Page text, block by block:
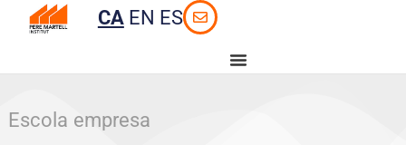
CA EN ES
Escola empresa